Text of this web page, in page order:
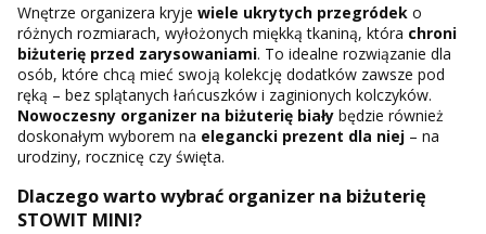
Wnętrze organizera kryje wiele ukrytych przegródek o
różnych rozmiarach, wyłożonych miękką tkaniną, która chroni
biżuterię przed zarysowaniami. To idealne rozwiązanie dla
osób, które chcą mieć swoją kolekcję dodatków zawsze pod
ręką – bez splątanych łańcuszków i zaginionych kolczyków.
Nowoczesny organizer na biżuterię biały będzie również
doskonałym wyborem na elegancki prezent dla niej – na
urodziny, rocznicę czy święta.
Dlaczego warto wybrać organizer na biżuterię
STOWIT MINI?